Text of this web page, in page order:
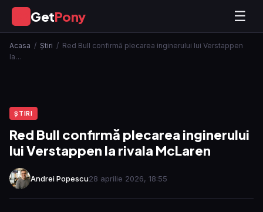
GetPony ☰
Acasa / Ştiri / Red Bull confirmă plecarea inginerului lui Verstappen
la…
ŞTIRI
Red Bull confirmă plecarea inginerului
lui Verstappen la rivala McLaren
Andrei Popescu28 aprilie 2026, 18:55